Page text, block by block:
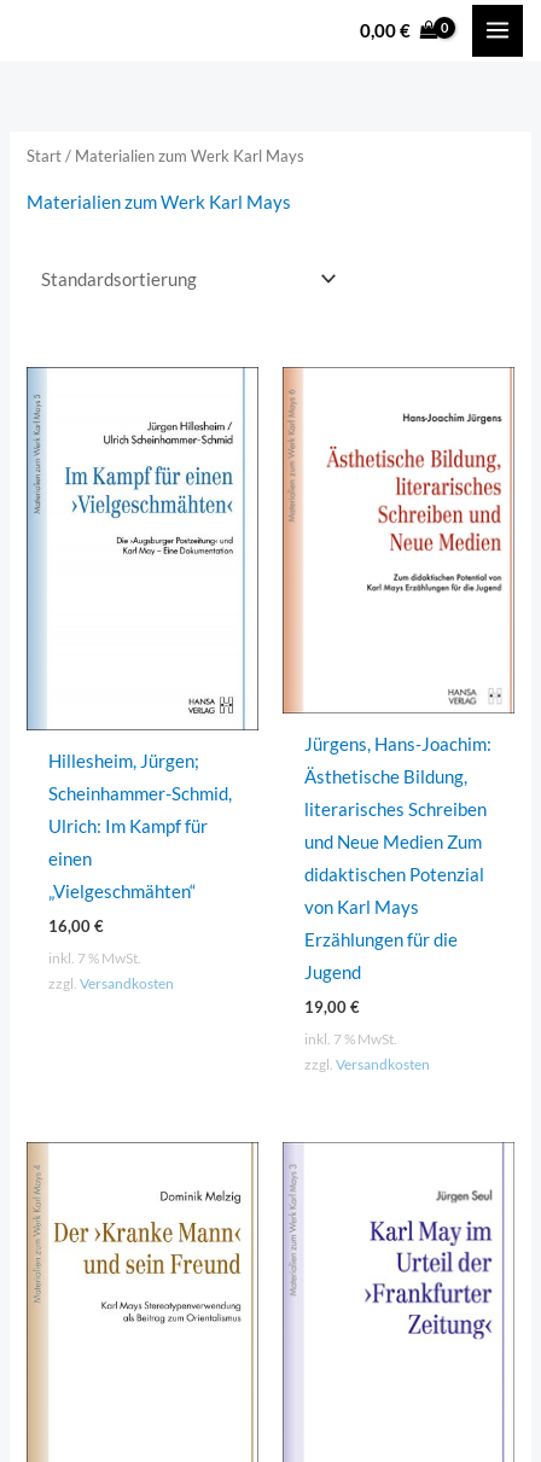
0,00€
Start/ Materialien zum Werk Karl Mays
Materialien zum Werk Karl Mays
Hillesheim, Jürgen;
Scheinhammer-Schmid,
Ulrich: Im Kampf für
einen
„Vielgeschmähten“
16,00€
inkl. 7 % MwSt.
zzgl. Versandkosten
Jürgens, Hans-Joachim:
Ästhetische Bildung,
literarisches Schreiben
und Neue Medien Zum
didaktischen Potenzial
von Karl Mays
Erzählungen für die
Jugend
19,00€
inkl. 7 % MwSt.
zzgl. Versandkosten